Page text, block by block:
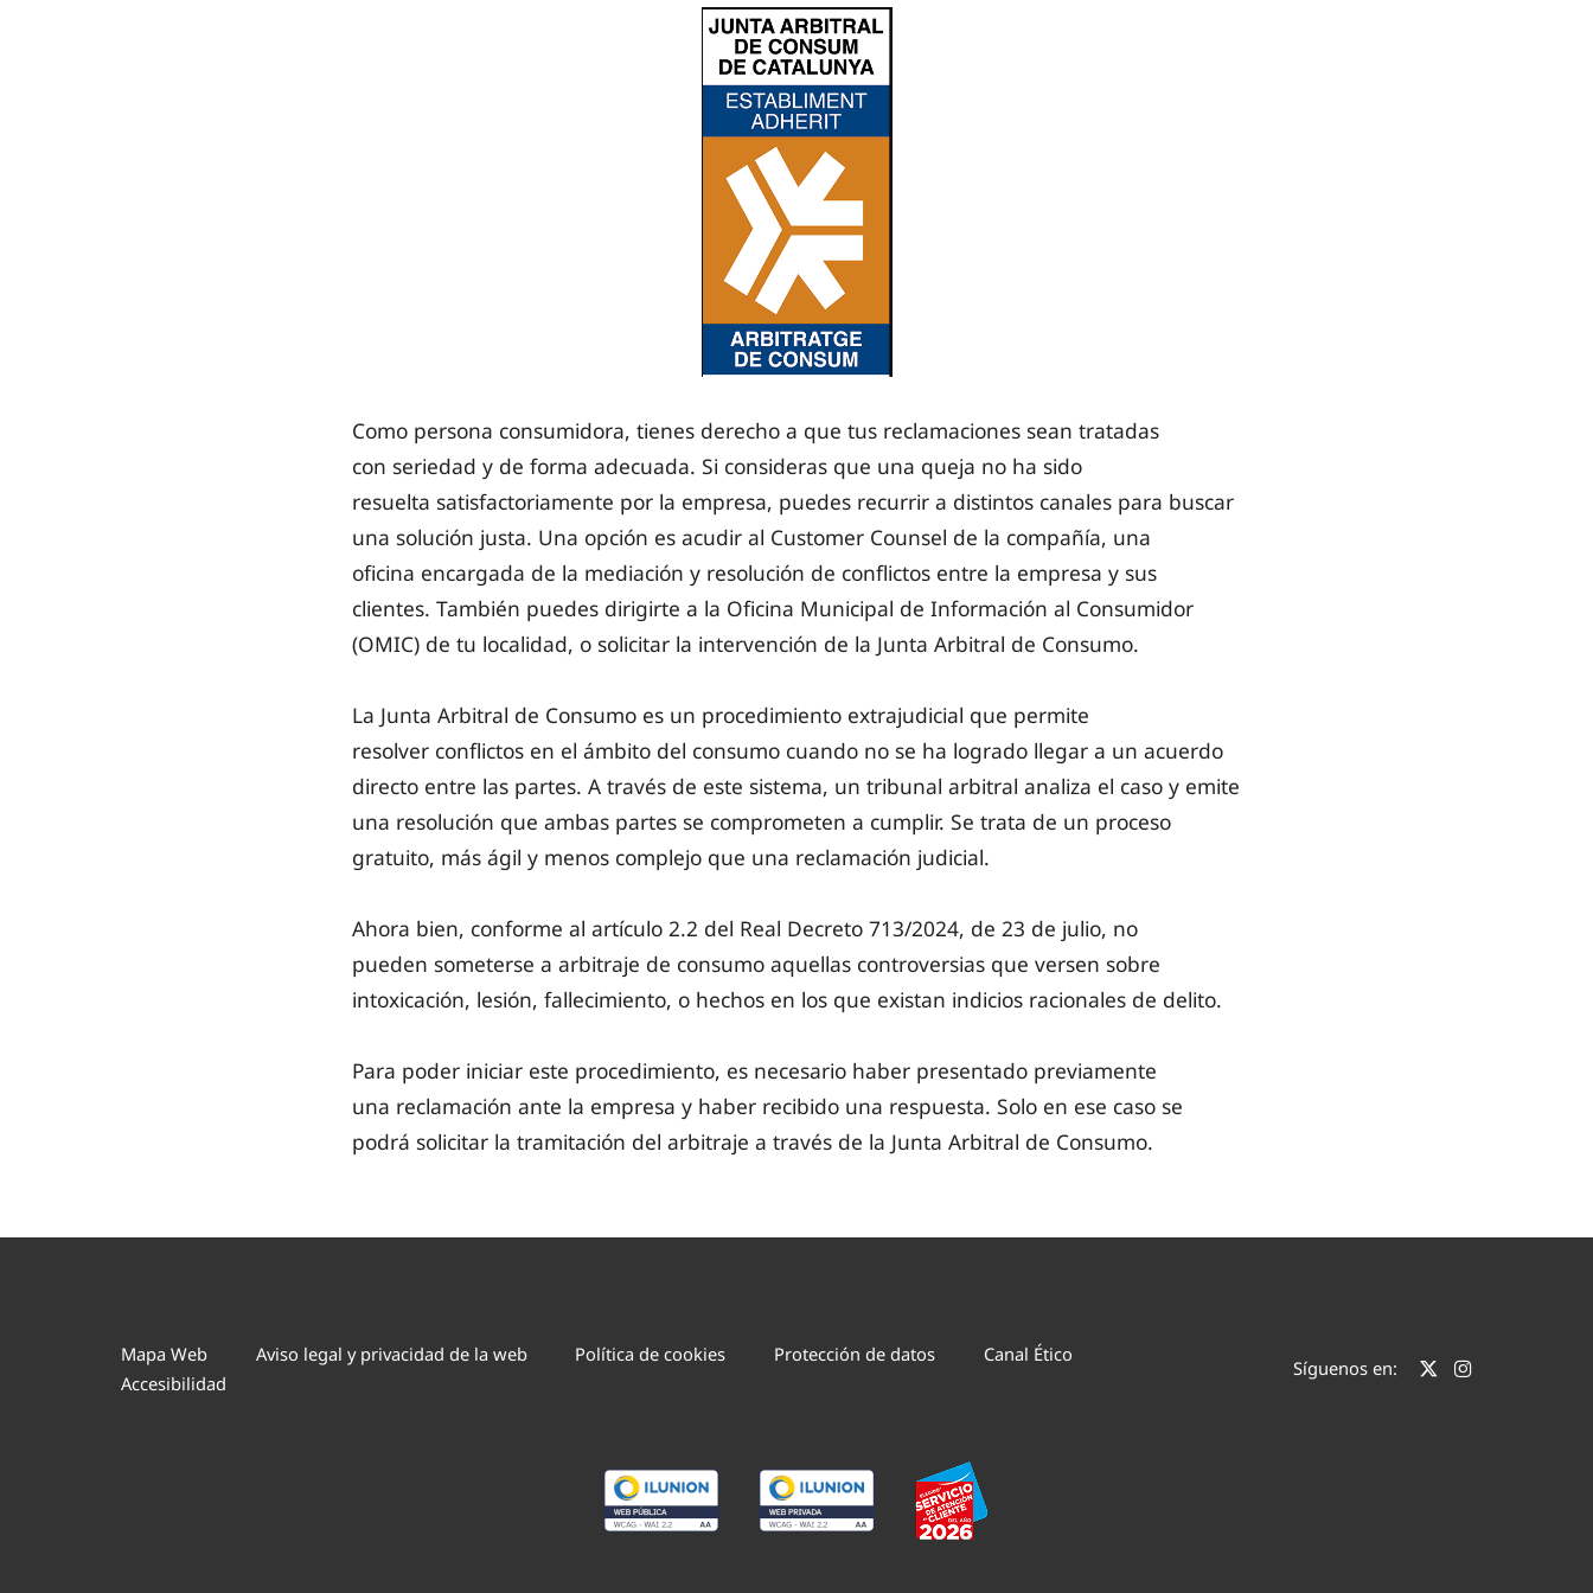
Como persona consumidora, tienes derecho a que tus reclamaciones sean tratadas
con seriedad y de forma adecuada. Si consideras que una queja no ha sido
resuelta satisfactoriamente por la empresa, puedes recurrir a distintos canales para buscar
una solución justa. Una opción es acudir al Customer Counsel de la compañía, una
oficina encargada de la mediación y resolución de conflictos entre la empresa y sus
clientes. También puedes dirigirte a la Oficina Municipal de Información al Consumidor
(OMIC) de tu localidad, o solicitar la intervención de la Junta Arbitral de Consumo.
La Junta Arbitral de Consumo es un procedimiento extrajudicial que permite
resolver conflictos en el ámbito del consumo cuando no se ha logrado llegar a un acuerdo
directo entre las partes. A través de este sistema, un tribunal arbitral analiza el caso y emite
una resolución que ambas partes se comprometen a cumplir. Se trata de un proceso
gratuito, más ágil y menos complejo que una reclamación judicial.
Ahora bien, conforme al artículo 2.2 del Real Decreto 713/2024, de 23 de julio, no
pueden someterse a arbitraje de consumo aquellas controversias que versen sobre
intoxicación, lesión, fallecimiento, o hechos en los que existan indicios racionales de delito.
Para poder iniciar este procedimiento, es necesario haber presentado previamente
una reclamación ante la empresa y haber recibido una respuesta. Solo en ese caso se
podrá solicitar la tramitación del arbitraje a través de la Junta Arbitral de Consumo.
Mapa Web Aviso legal y privacidad de la web Política de cookies Protección de datos
Canal Ético
Accesibilidad
Síguenos en: